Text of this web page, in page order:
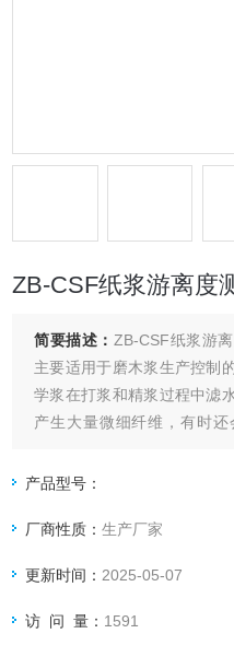
ZB-CSF纸浆游离度
简要描述： ZB-CSF纸浆游
主要适用于磨木浆生产控制
学浆在打浆和精浆过程中滤
产生大量微细纤维，有时
一定相关。
产品型号：
厂商性质：生产厂家
更新时间： 2025-05-07
访 问 量： 1591